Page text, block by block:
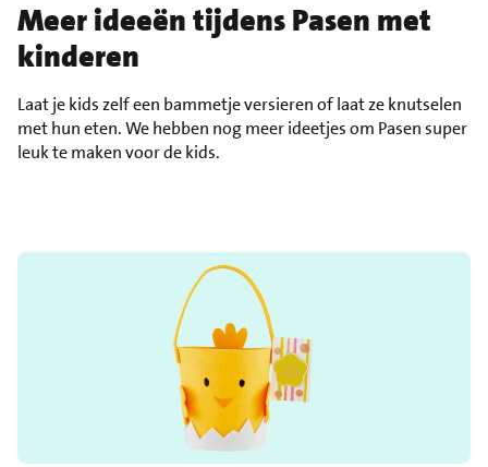
Meer ideeën tijdens Pasen met
kinderen
Laat je kids zelf een bammetje versieren of laat ze knutselen
met hun eten. We hebben nog meer ideetjes om Pasen super
leuk te maken voor de kids.